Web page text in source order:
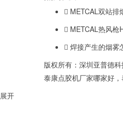
METCAL双站排
METCAL热风枪
焊接产生的烟雾
版权所有：深圳亚普德
泰康点胶机厂家哪家好
展开